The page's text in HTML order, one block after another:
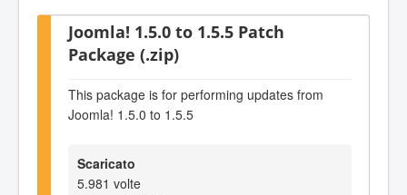
Joomla! 1.5.0 to 1.5.5 Patch
Package (.zip)
This package is for performing updates from
Joomla! 1.5.0 to 1.5.5
Scaricato
5.981 volte